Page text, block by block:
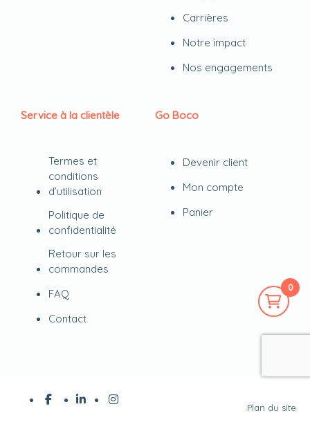
0
Carrières
Notre impact
Nos engagements
Service à la clientèle
Termes et
conditions
d’utilisation
Politique de
confidentialité
Retour sur les
commandes
FAQ
Contact
Go Boco
Devenir client
Mon compte
Panier
Plan du site